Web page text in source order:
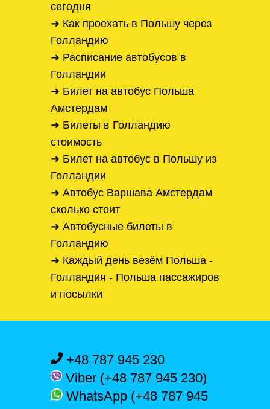
сегодня
➜ Как проехать в Польшу через
Голландию
➜ Расписание автобусов в
Голландии
➜ Билет на автобус Польша
Амстердам
➜ Билеты в Голландию
стоимость
➜ Билет на автобус в Польшу из
Голландии
➜ Автобус Варшава Амстердам
сколько стоит
➜ Автобусные билеты в
Голландию
➜ Каждый день везём Польша -
Голландия - Польша пассажиров
и посылки
+48 787 945 230
Viber (+48 787 945 230)
WhatsApp (+48 787 945